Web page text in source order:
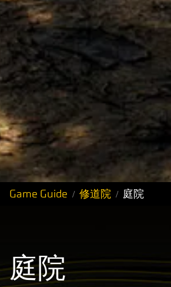
Game Guide 修道院 庭院
庭院